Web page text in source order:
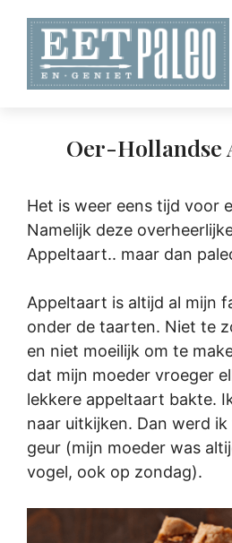
content
Oer-Hollandse
Het is weer eens tijd voor
Namelijk deze
Appeltaart.. maar dan
Appeltaart is altijd al mijn
onder de taarten. Niet te
en niet moeilijk om te
dat mijn moeder vroeger
lekkere appeltaart bakte.
naar uitkijken. Dan werd
geur (mijn moeder was
vogel, ook op zondag).